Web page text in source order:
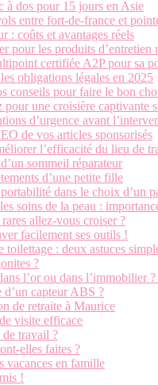
à dos pour 15 jours en Asie
entre fort-de-france et
: coûts et avantages réels
pour les produits d’entretien
certifiée A2P pour sa
obligations légales en 2025
conseils pour faire le bon
pour une croisière captivante
d’urgence avant
de vos articles sponsorisés
l’efficacité du lieu de
sommeil réparateur
d’une petite fille
dans le choix d’un
soins de la peau :
allez-vous croiser ?
facilement ses outils !
toilettage : deux astuces
?
l’or ou dans l’immobilier
d’un capteur ABS ?
de retraite à Maurice
visite efficace
travail ?
elles faites ?
vacances en famille
!